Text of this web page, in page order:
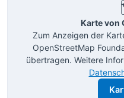
Karte von
Zum Anzeigen der
OpenStreetMap
übertragen. Weitere